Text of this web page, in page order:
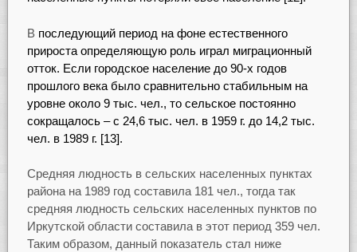
В последующий период на фоне естественного
прироста определяющую роль играл миграционный
отток. Если городское население до 90-х годов
прошлого века было сравнительно стабильным на
уровне около 9 тыс. чел., то сельское постоянно
сокращалось – с 24,6 тыс. чел. в 1959 г. до 14,2 тыс.
чел. в 1989 г. [13].
Средняя людность в сельских населенных пунктах
района на 1989 год составила 181 чел., тогда так
средняя людность сельских населенных пунктов по
Иркутской области составила в этот период 359 чел.
Таким образом, данный показатель стал ниже